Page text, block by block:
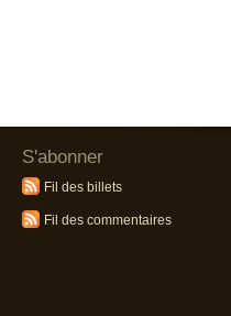
S'abonner
Fil des billets
Fil des commentaires